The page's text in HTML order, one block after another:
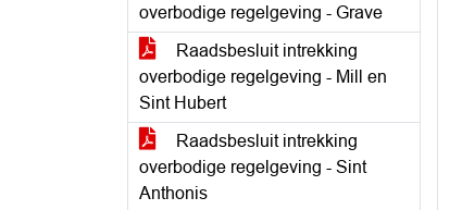
overbodige regelgeving - Grave
Raadsbesluit intrekking
overbodige regelgeving - Mill en
Sint Hubert
Raadsbesluit intrekking
overbodige regelgeving - Sint
Anthonis